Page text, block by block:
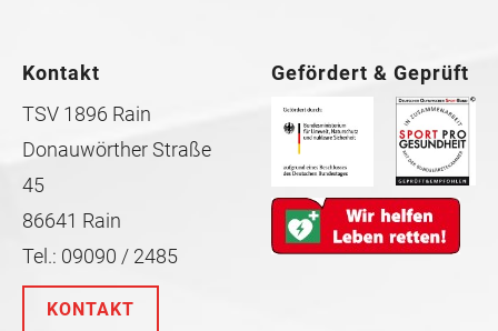
Kontakt
TSV 1896 Rain
Donauwörther Straße
45
86641 Rain
Tel.: 09090 / 2485
KONTAKT
Gefördert & Geprüft